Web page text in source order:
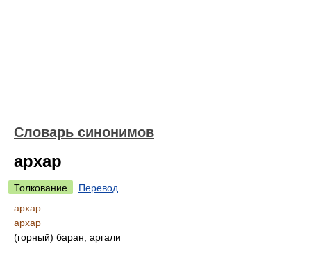
Словарь синонимов
архар
Толкование
Перевод
архар
архар
(горный) баран, аргали